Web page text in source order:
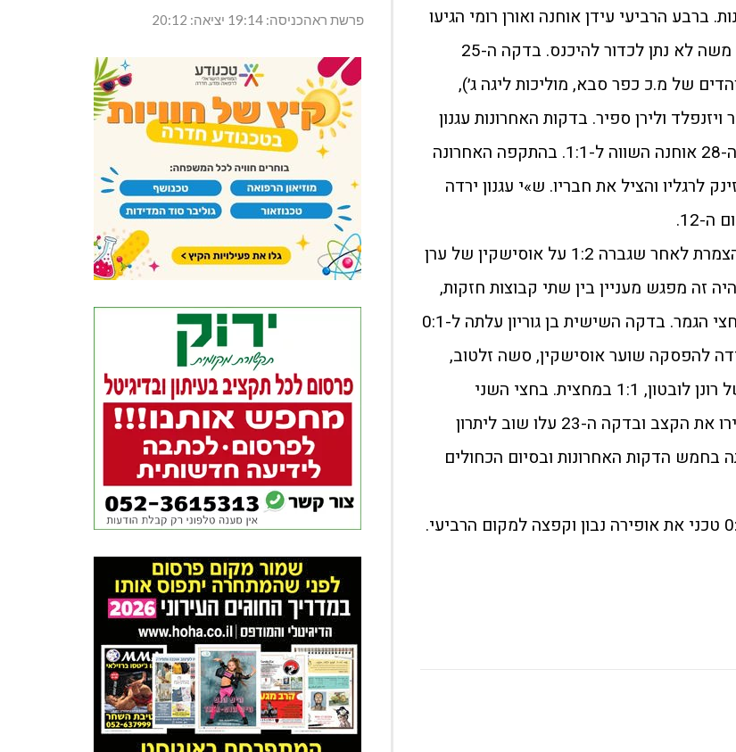
ברבע הרביעי עידן אוחנה ואורן רומי הגיעו
לשני מצבים קורצים, אלא שהשוער ערן בר משה לא נתן לכדור להיכנס. בדקה ה-25
של מ.כ כפר סבא, מוליכות ליגה ג׳),
של תמיר ויזנפלד ולירן ספיר. בדקות האחרונות עגנון
הפעילה לחץ כבד על שער היריבה ובדקה ה-28 אוחנה השווה ל-1:1. בהתקפה האחרונה
לרגליו והציל את חבריו. ש»י עגנון ירדה
12.
עשתה צעד נוסף אל עבר חבורת הצמרת לאחר שגברה 1:2 על אוסישקין של ערן
זה מפגש מעניין בין שתי קבוצות חזקות,
שרצו לנצח כדי להישאר בתמונת העלייה לחצי הגמר. בדקה השישית בן גוריון עלתה ל-0:1
להפסקה שוער אוסישקין, סשה זלטוב,
עלה לעזרת ההתקפה ובעט מרחוק לרשת של רונן לובטון, 1:1 במחצית. בחצי השני
שחקניו של איתן ספיר, מאמן בן גוריון, הגבירו את הקצב ובדקה ה-23 עלו שוב ליתרון
הדקות האחרונות ובסיום הכחולים
פרשת ראהכניסה: 19:14 יציאה: 20:12